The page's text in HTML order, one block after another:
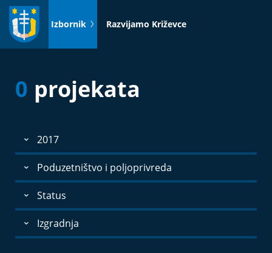
Idi
sadržaj
Izbornik Razvijamo Križevce
0 projekata
2017
Poduzetništvo i poljoprivreda
Status
Izgradnja